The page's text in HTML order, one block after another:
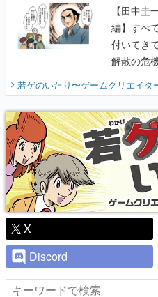
【田中圭
編】すべ
付いてき
解散の危
開く。業
『少年ジ
り】
若ゲのいたり〜ゲームクリエイタ
X
Discord